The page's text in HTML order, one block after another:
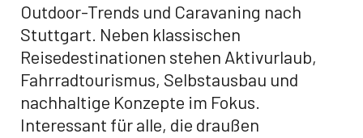
Outdoor-Trends und Caravaning nach
Stuttgart. Neben klassischen
Reisedestinationen stehen Aktivurlaub,
Fahrradtourismus, Selbstausbau und
nachhaltige Konzepte im Fokus.
Interessant für alle, die draußen